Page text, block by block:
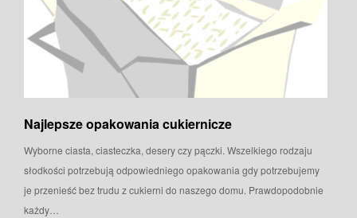
Najlepsze opakowania cukiernicze
Wyborne ciasta, ciasteczka, desery czy pączki. Wszelkiego rodzaju
słodkości potrzebują odpowiedniego opakowania gdy potrzebujemy
je przenieść bez trudu z cukierni do naszego domu. Prawdopodobnie
każdy…